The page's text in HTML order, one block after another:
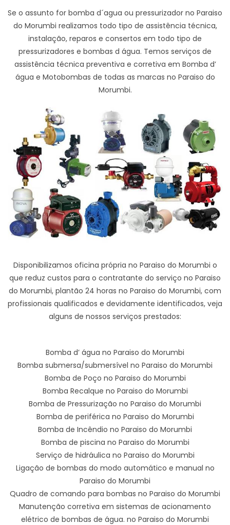
Se o assunto for bomba d´agua ou pressurizador no Paraiso
do Morumbi realizamos todo tipo de assistência técnica,
instalação, reparos e consertos em todo tipo de
pressurizadores e bombas d água. Temos serviços de
assistência técnica preventiva e corretiva em Bomba d’
água e Motobombas de todas as marcas no Paraiso do
Morumbi.
Disponibilizamos oficina própria no Paraiso do Morumbi o
que reduz custos para o contratante do serviço no Paraiso
do Morumbi, plantão 24 horas no Paraiso do Morumbi, com
profissionais qualificados e devidamente identificados, veja
alguns de nossos serviços prestados:
Bomba d’ água no Paraiso do Morumbi
Bomba submersa/submersível no Paraiso do Morumbi
Bomba de Poço no Paraiso do Morumbi
Bomba Recalque no Paraiso do Morumbi
Bomba de Pressurização no Paraiso do Morumbi
Bomba de periférica no Paraiso do Morumbi
Bomba de Incêndio no Paraiso do Morumbi
Bomba de piscina no Paraiso do Morumbi
Serviço de hidráulica no Paraiso do Morumbi
Ligação de bombas do modo automático e manual no
Paraiso do Morumbi
Quadro de comando para bombas no Paraiso do Morumbi
Manutenção corretiva em sistemas de acionamento
elétrico de bombas de água. no Paraiso do Morumbi